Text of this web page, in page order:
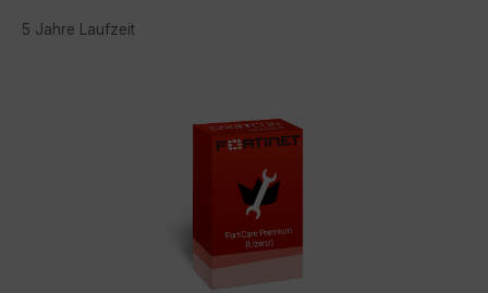
5 Jahre Laufzeit